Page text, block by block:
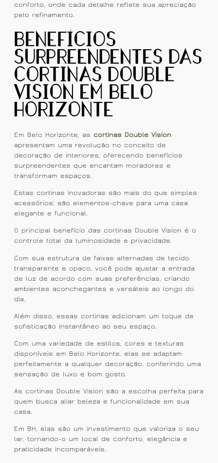
conforto, onde cada detalhe reflete sua apreciação
pelo refinamento.
Benefícios
Surpreendentes das
Cortinas Double
Vision em Belo
Horizonte
Em Belo Horizonte, as cortinas Double Vision
apresentam uma revolução no conceito de
decoração de interiores, oferecendo benefícios
surpreendentes que encantam moradores e
transformam espaços.
Estas cortinas inovadoras são mais do que simples
acessórios; são elementos-chave para uma casa
elegante e funcional.
O principal benefício das cortinas Double Vision é o
controle total da luminosidade e privacidade.
Com sua estrutura de faixas alternadas de tecido
transparente e opaco, você pode ajustar a entrada
de luz de acordo com suas preferências, criando
ambientes aconchegantes e versáteis ao longo do
dia.
Além disso, essas cortinas adicionam um toque de
sofisticação instantâneo ao seu espaço.
Com uma variedade de estilos, cores e texturas
disponíveis em Belo Horizonte, elas se adaptam
perfeitamente a qualquer decoração, conferindo uma
sensação de luxo e bom gosto.
As cortinas Double Vision são a escolha perfeita para
quem busca aliar beleza e funcionalidade em sua
casa.
Em BH, elas são um investimento que valoriza o seu
lar, tornando-o um local de conforto, elegância e
praticidade incomparáveis.